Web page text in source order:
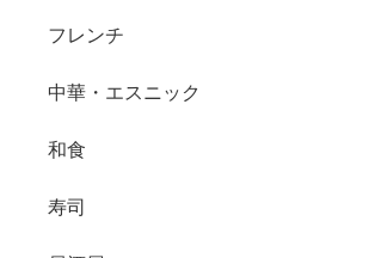
フレンチ
中華・エスニック
和食
寿司